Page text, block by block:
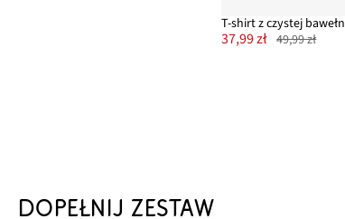
T-shirt z czystej
37,99 zł 49,99 zł
DOPEŁNIJ ZESTAW